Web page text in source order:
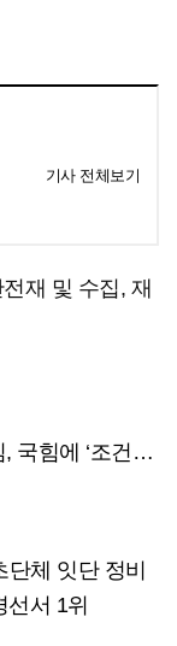
기사 전체보기
재 및 수집, 재
못하면 언제든 회초리”
단체 잇단 정비
선서 1위